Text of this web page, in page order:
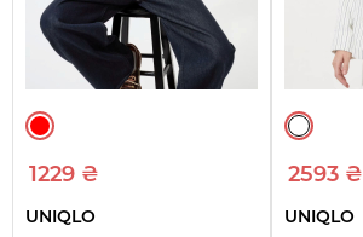
1229 ₴
UNIQLO
2593 ₴
UNIQLO